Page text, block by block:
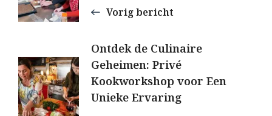
Vorig bericht
Ontdek de Culinaire
Geheimen: Privé
Kookworkshop voor Een
Unieke Ervaring